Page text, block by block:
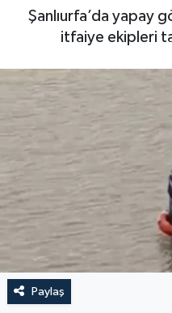
Şanlıurfa’da yapay
itfaiye ekipleri
Paylaş